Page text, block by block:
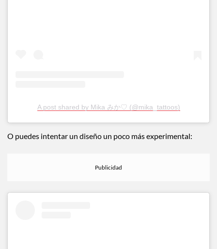
A post shared by Mika みか♡ (@mika_tattoos)
O puedes intentar un diseño un poco más experimental: